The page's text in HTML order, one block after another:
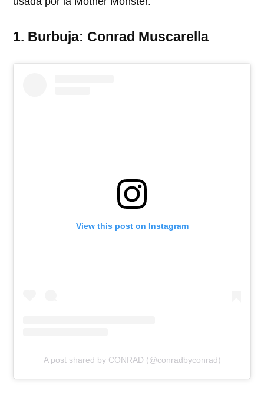
1. Burbuja: Conrad Muscarella
View this post on Instagram
A post shared by CONRAD (@conradbyconrad)